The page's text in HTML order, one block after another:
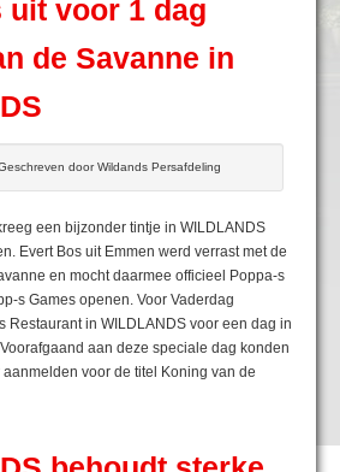
uit voor 1 dag
de Savanne in
door Wildands Persafdeling
een bijzonder tintje in WILDLANDS
Evert Bos uit Emmen werd verrast met de
en mocht daarmee officieel Poppa-s
s Games openen. Voor Vaderdag
Restaurant in WILDLANDS voor een dag in
aan deze speciale dag konden
voor de titel Koning van de